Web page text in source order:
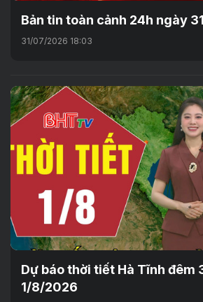
Bản tin toàn cảnh 24h ngày
31/07/2026 18:03
Dự báo thời tiết Hà Tĩnh đêm
1/8/2026